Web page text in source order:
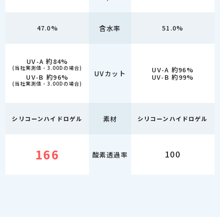
47.0%
UV-A 約84%
(当社実測値 - 3.00Dの場合)
UV-B 約96%
(当社実測値 - 3.00Dの場合)
シリコーンハイドロゲル
166
含水率
UVカット
素材
酸素透過率
51.0%
UV-A 約96%
UV-B 約99%
シリコーンハイドロゲル
100